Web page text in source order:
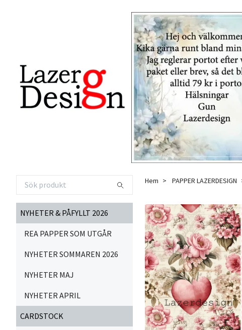
NYHETER & PÅFYLLT 2026
REA PAPPER SOM UTGÅR
NYHETER SOMMAREN 2026
NYHETER MAJ
NYHETER APRIL
CARDSTOCK
Hem PAPPER LAZERDESIGN